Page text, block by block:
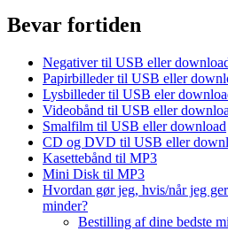
Bevar fortiden
Negativer til USB eller
Papirbilleder til USB eller
Lysbilleder til USB eler
Videobånd til USB eller
Smalfilm til USB eller download
CD og DVD til USB eller
Kasettebånd til MP3
Mini Disk til MP3
Hvordan gør jeg, hvis/når jeg
minder?
Bestilling af dine bedste